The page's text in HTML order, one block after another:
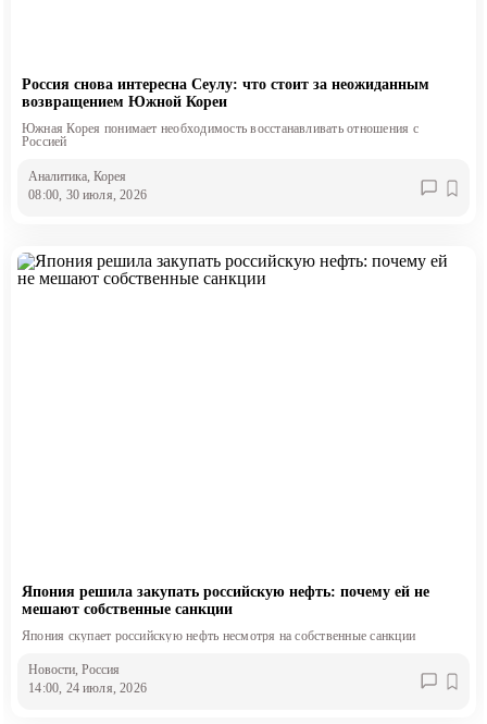
Россия снова интересна Сеулу: что стоит за неожиданным
возвращением Южной Кореи
Южная Корея понимает необходимость восстанавливать отношения с
Россией
Аналитика, Корея
08:00, 30 июля, 2026
Япония решила закупать российскую нефть: почему ей не
мешают собственные санкции
Япония скупает российскую нефть несмотря на собственные санкции
Новости, Россия
14:00, 24 июля, 2026